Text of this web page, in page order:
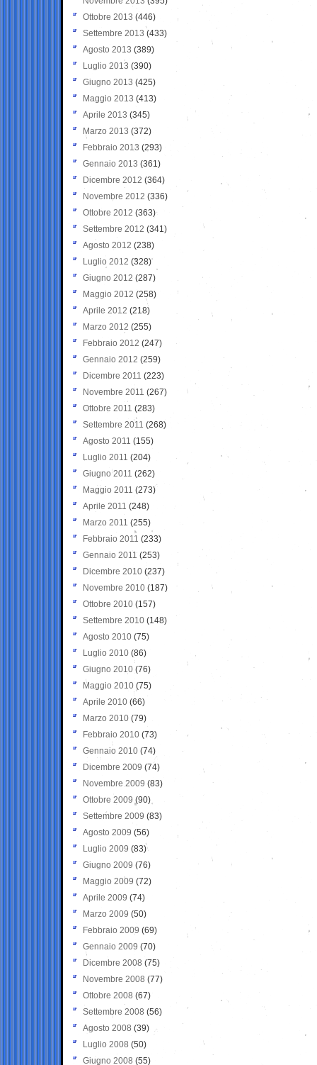
Ottobre 2013 (446)
Settembre 2013 (433)
Agosto 2013 (389)
Luglio 2013 (390)
Giugno 2013 (425)
Maggio 2013 (413)
Aprile 2013 (345)
Marzo 2013 (372)
Febbraio 2013 (293)
Gennaio 2013 (361)
Dicembre 2012 (364)
Novembre 2012 (336)
Ottobre 2012 (363)
Settembre 2012 (341)
Agosto 2012 (238)
Luglio 2012 (328)
Giugno 2012 (287)
Maggio 2012 (258)
Aprile 2012 (218)
Marzo 2012 (255)
Febbraio 2012 (247)
Gennaio 2012 (259)
Dicembre 2011 (223)
Novembre 2011 (267)
Ottobre 2011 (283)
Settembre 2011 (268)
Agosto 2011 (155)
Luglio 2011 (204)
Giugno 2011 (262)
Maggio 2011 (273)
Aprile 2011 (248)
Marzo 2011 (255)
Febbraio 2011 (233)
Gennaio 2011 (253)
Dicembre 2010 (237)
Novembre 2010 (187)
Ottobre 2010 (157)
Settembre 2010 (148)
Agosto 2010 (75)
Luglio 2010 (86)
Giugno 2010 (76)
Maggio 2010 (75)
Aprile 2010 (66)
Marzo 2010 (79)
Febbraio 2010 (73)
Gennaio 2010 (74)
Dicembre 2009 (74)
Novembre 2009 (83)
Ottobre 2009 (90)
Settembre 2009 (83)
Agosto 2009 (56)
Luglio 2009 (83)
Giugno 2009 (76)
Maggio 2009 (72)
Aprile 2009 (74)
Marzo 2009 (50)
Febbraio 2009 (69)
Gennaio 2009 (70)
Dicembre 2008 (75)
Novembre 2008 (77)
Ottobre 2008 (67)
Settembre 2008 (56)
Agosto 2008 (39)
Luglio 2008 (50)
Giugno 2008 (55)